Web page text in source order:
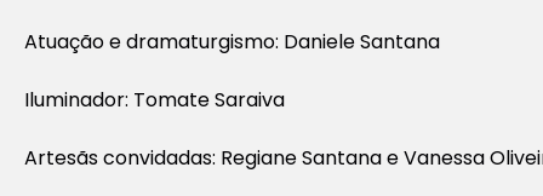
Atuação e dramaturgismo: Daniele Santana
Iluminador: Tomate Saraiva
Artesãs convidadas: Regiane Santana e Vanessa